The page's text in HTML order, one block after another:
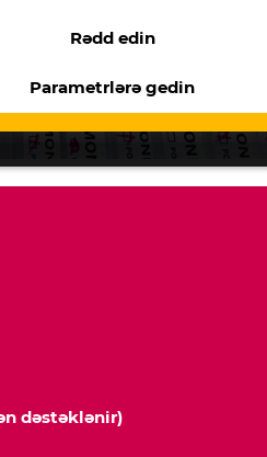
Rədd edin
Parametrlərə gedin
dəstəklənir)